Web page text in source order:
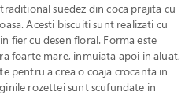
suedez din coca prajita cu
Acesti biscuiti sunt realizati cu
fier cu desen floral. Forma este
foarte mare, inmuiata apoi in aluat,
pentru a crea o coaja crocanta in
rozettei sunt scufundate in